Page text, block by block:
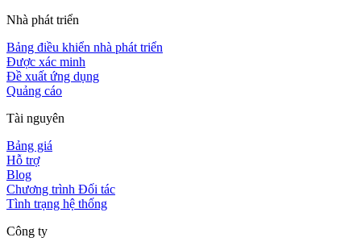
Nhà phát triển
Bảng điều khiển nhà phát triển
Được xác minh
Đề xuất ứng dụng
Quảng cáo
Tài nguyên
Bảng giá
Hỗ trợ
Blog
Chương trình Đối tác
Tình trạng hệ thống
Công ty